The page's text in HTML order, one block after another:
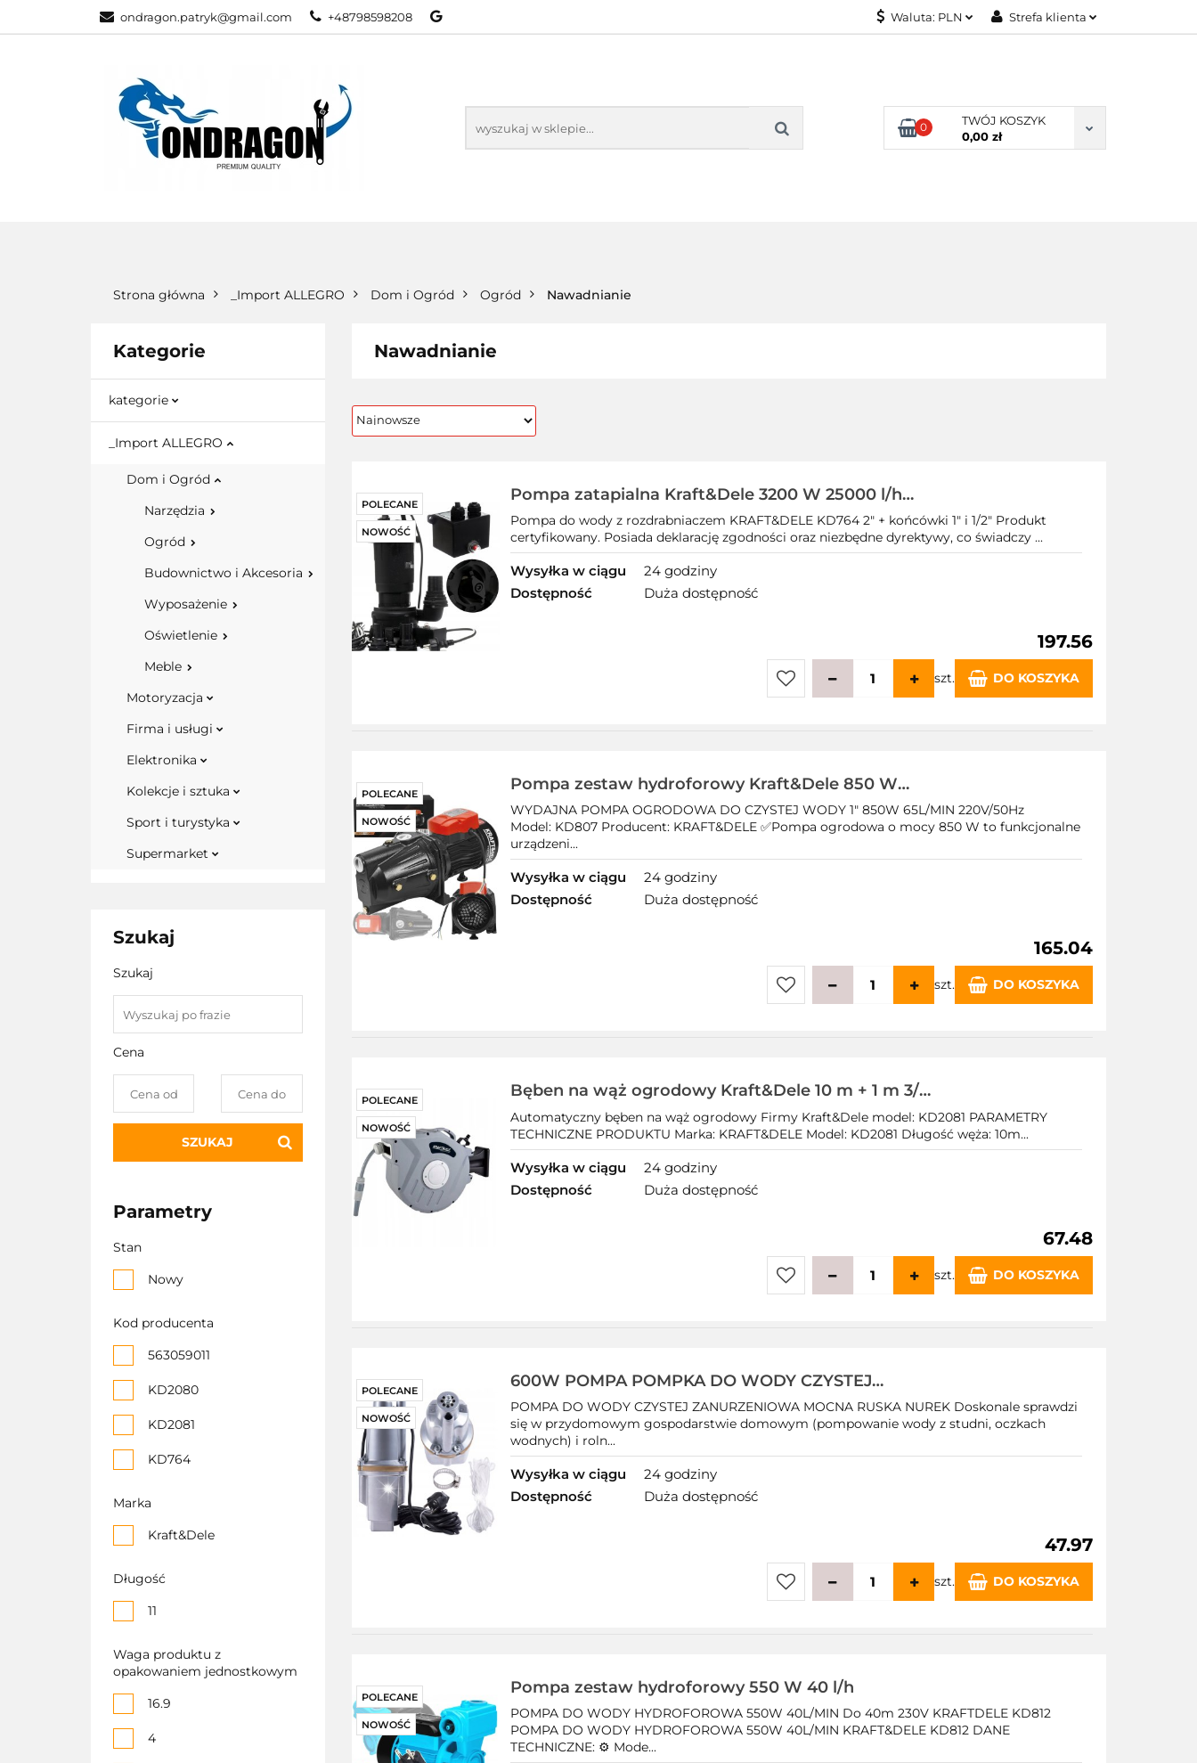
ondragon.patryk@gmail.com +48798598208 Waluta: PLN Strefa klienta
Dodaj zgłoszenie
Zgody cookies
0
TWÓJ KOSZYK
0,00 zł
KATEGORIE NOWOŚCI KONTAKT
Strona główna _Import ALLEGRO Dom i Ogród Ogród Nawadnianie
Kategorie
kategorie
_Import ALLEGRO
Dom i Ogród
Narzędzia
Ogród
Budownictwo i Akcesoria
Wyposażenie
Oświetlenie
Meble
Motoryzacja
Firma i usługi
Elektronika
Kolekcje i sztuka
Sport i turystyka
Supermarket
Szukaj
Szukaj
Cena
SZUKAJ
Parametry
Stan
Nowy
Kod producenta
563059011
KD2080
KD2081
KD764
KD812
Marka
Kraft&Dele
Długość
11
Waga produktu z
opakowaniem jednostkowym
16.9
4
Nawadnianie
POLECANE
NOWOŚĆ
Pompa zatapialna Kraft&Dele 3200 W 25000 l/h
KD764
Pompa do wody z rozdrabniaczem KRAFT&DELE KD764 2" + końcówki 1" i 1/2" Produkt
certyfikowany. Posiada deklarację zgodności oraz niezbędne dyrektywy, co świadczy ...
Wysyłka w ciągu
24 godziny
Dostępność
Duża dostępność
197.56
szt. DO KOSZYKA
POLECANE
NOWOŚĆ
Pompa zestaw hydroforowy Kraft&Dele 850 W
3900 l/h
WYDAJNA POMPA OGRODOWA DO CZYSTEJ WODY 1" 850W 65L/MIN 220V/50Hz
Model: KD807 Producent: KRAFT&DELE ✅Pompa ogrodowa o mocy 850 W to funkcjonalne
urządzeni...
Wysyłka w ciągu
24 godziny
Dostępność
Duża dostępność
165.04
szt. DO KOSZYKA
POLECANE
NOWOŚĆ
Bęben na wąż ogrodowy Kraft&Dele 10 m + 1 m 3/4
cala
Automatyczny bęben na wąż ogrodowy Firmy Kraft&Dele model: KD2081 PARAMETRY
TECHNICZNE PRODUKTU Marka: KRAFT&DELE Model: KD2081 Długość węża: 10m...
Wysyłka w ciągu
24 godziny
Dostępność
Duża dostępność
67.48
szt. DO KOSZYKA
POLECANE
NOWOŚĆ
600W POMPA POMPKA DO WODY CZYSTEJ
ZATAPIALNA RUSKA NUREK MEMBRANOWE ONEX
POMPA DO WODY CZYSTEJ ZANURZENIOWA MOCNA RUSKA NUREK Doskonale sprawdzi
się w przydomowym gospodarstwie domowym (pompowanie wody z studni, oczkach
wodnych) i roln...
Wysyłka w ciągu
24 godziny
Dostępność
Duża dostępność
47.97
szt. DO KOSZYKA
POLECANE
NOWOŚĆ
Pompa zestaw hydroforowy 550 W 40 l/h
POMPA DO WODY HYDROFOROWA 550W 40L/MIN Do 40m 230V KRAFTDELE KD812
POMPA DO WODY HYDROFOROWA 550W 40L/MIN KRAFT&DELE KD812 DANE
TECHNICZNE: ⚙️ Mode...